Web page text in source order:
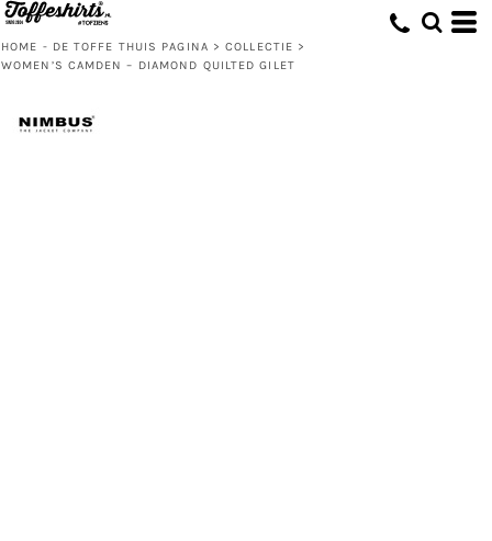
HOME - DE TOFFE THUIS PAGINA > COLLECTIE >
WOMEN’S CAMDEN – DIAMOND QUILTED GILET